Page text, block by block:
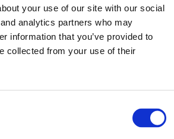
your use of our site with our social
analytics partners who may
information that you’ve provided to
collected from your use of their
I PROCESSI
decisionali e vivi serenamente le
grazie a un metodo orientato alla